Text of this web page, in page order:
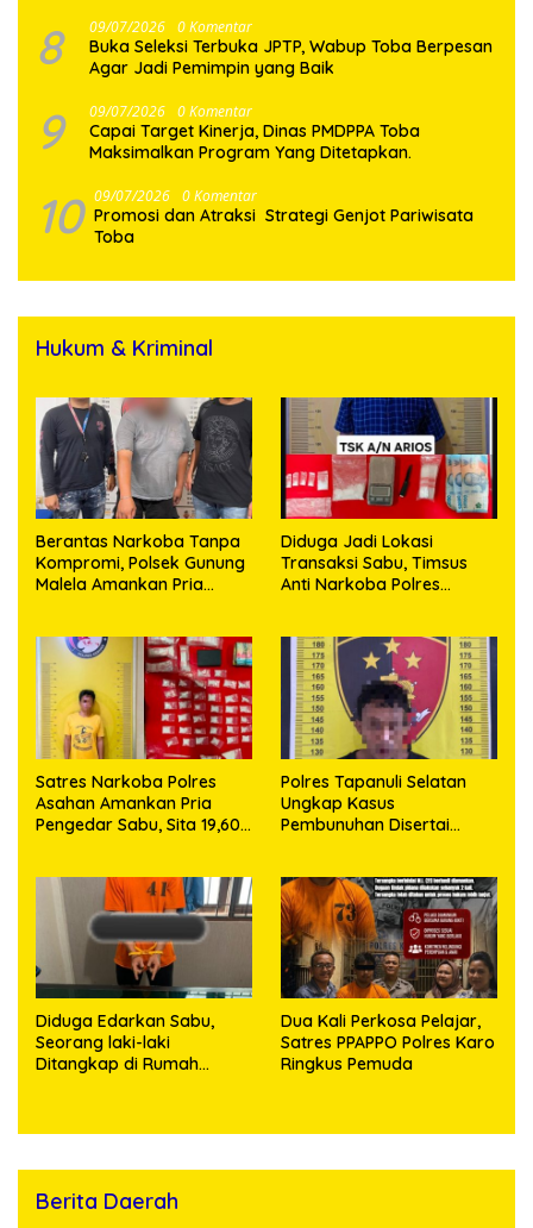
8 09/07/2026 0 Komentar
Buka Seleksi Terbuka JPTP, Wabup Toba Berpesan
Agar Jadi Pemimpin yang Baik
9 09/07/2026 0 Komentar
Capai Target Kinerja, Dinas PMDPPA Toba
Maksimalkan Program Yang Ditetapkan.
10 09/07/2026 0 Komentar
Promosi dan Atraksi Strategi Genjot Pariwisata
Toba
Hukum & Kriminal
Berantas Narkoba Tanpa
Kompromi, Polsek Gunung
Malela Amankan Pria
Diduga Jadi Lokasi
Transaksi Sabu, Timsus
Anti Narkoba Polres
63,67 Gram Sabu
Satres Narkoba Polres
Asahan Amankan Pria
Pengedar Sabu, Sita 19,60
Polres Tapanuli Selatan
Ungkap Kasus
Pembunuhan Disertai
Ditangkap
Diduga Edarkan Sabu,
Seorang laki-laki
Ditangkap di Rumah
Dua Kali Perkosa Pelajar,
Satres PPAPPO Polres Karo
Ringkus Pemuda
Berita Daerah